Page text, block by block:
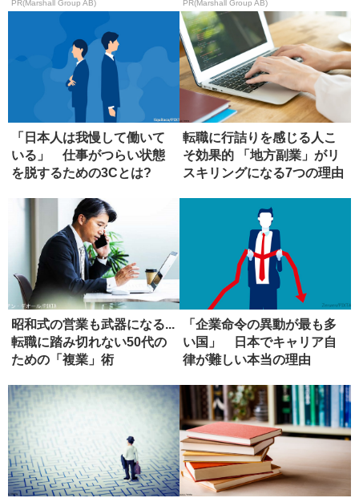
PR(Marshall Group AB) PR(Marshall Group AB)
「日本人は我慢して働いて
いる」 仕事がつらい状態
を脱するための3Cとは?
転職に行詰りを感じる人こ
そ効果的 「地方副業」がリ
スキリングになる7つの理由
昭和式の営業も武器になる...
転職に踏み切れない50代の
ための「複業」術
「企業命令の異動が最も多
い国」 日本でキャリア自
律が難しい本当の理由